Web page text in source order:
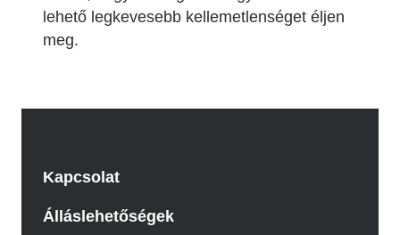
lehető legkevesebb kellemetlenséget éljen
meg.
Kapcsolat
Álláslehetőségek